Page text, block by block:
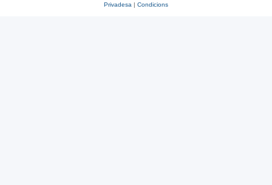
Privadesa | Condicions